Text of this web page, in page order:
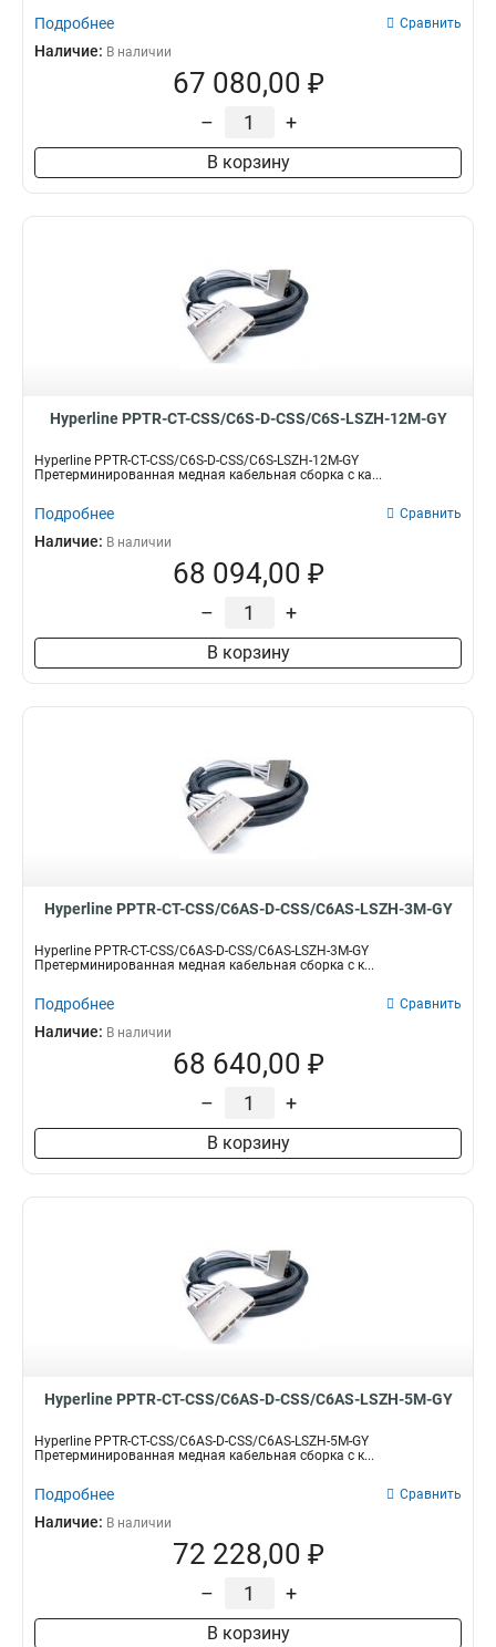
Подробнее Сравнить
Наличие: В наличии
67 080,00 ₽
– +
В корзину
Hyperline PPTR-CT-CSS/C6S-D-CSS/C6S-LSZH-12M-GY
Hyperline PPTR-CT-CSS/C6S-D-CSS/C6S-LSZH-12M-GY
Претерминированная медная кабельная сборка с ка...
Подробнее Сравнить
Наличие: В наличии
68 094,00 ₽
– +
В корзину
Hyperline PPTR-CT-CSS/C6AS-D-CSS/C6AS-LSZH-3M-GY
Hyperline PPTR-CT-CSS/C6AS-D-CSS/C6AS-LSZH-3M-GY
Претерминированная медная кабельная сборка с к...
Подробнее Сравнить
Наличие: В наличии
68 640,00 ₽
– +
В корзину
Hyperline PPTR-CT-CSS/C6AS-D-CSS/C6AS-LSZH-5M-GY
Hyperline PPTR-CT-CSS/C6AS-D-CSS/C6AS-LSZH-5M-GY
Претерминированная медная кабельная сборка с к...
Подробнее Сравнить
Наличие: В наличии
72 228,00 ₽
– +
В корзину